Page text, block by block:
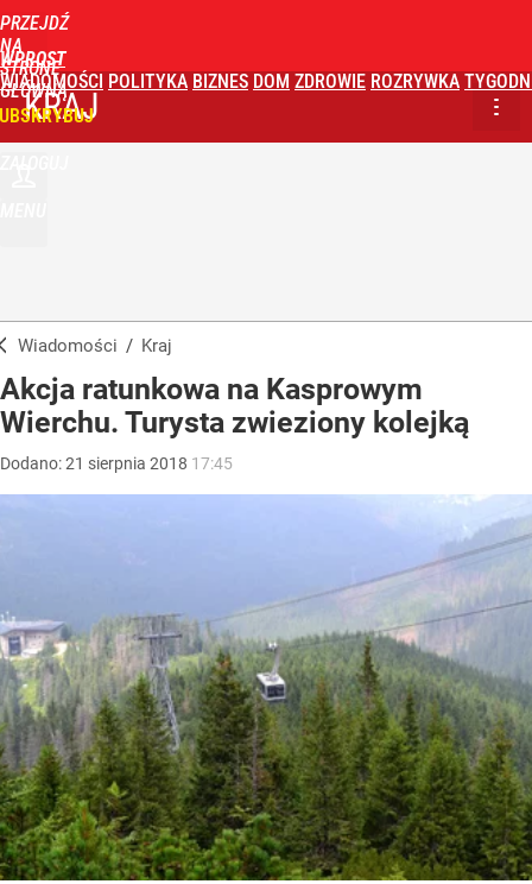
PRZEJDŹ
NA
STRONĘ
GŁÓWNĄ
WPROST
WIADOMOŚCI POLITYKA BIZNES DOM ZDROWIE ROZRYWKA
KRAJ
Wiadomości / Kraj
Akcja ratunkowa na Kasprowym
Wierchu. Turysta zwieziony kolejką
Dodano:21 sierpnia 2018 17:45